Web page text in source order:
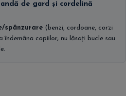
de gard și cordelină
spânzurare (benzi, cordoane, corzi
îndemâna copiilor; nu lăsați bucle sau